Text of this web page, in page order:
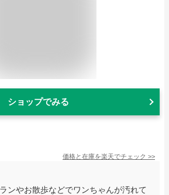
ショップでみる
価格と在庫を楽天でチェック >>
ンやお散歩などでワンちゃんが汚れて